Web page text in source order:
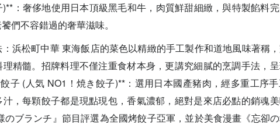
：奢侈地使用日本頂級黑毛和牛，肉質鮮甜細緻，與特製餡料
們不容錯過的奢華滋味。
浜松町中華 東海飯店的菜色以精緻的手工製作和道地風味著稱
精髓。招牌料理不僅注重食材本身，更講究細膩的烹調手法，
子 (人気 NO1！焼き餃子)**：選用日本國產豬肉，經多重工序
，每顆餃子都是現點現包，香氣濃郁，絕對是來店必點的銷魂
のブランチ』節目評選為全國烤餃子亞軍，並於美食漫畫《忘卻